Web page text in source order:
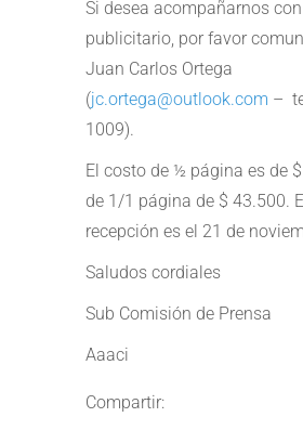
Si desea acompañarnos
publicitario, por favor
Juan Carlos Ortega
(jc.ortega@outlook.com –
1009).
El costo de ½ página es de
de 1/1 página de $ 43.500.
recepción es el 21 de
Saludos cordiales
Sub Comisión de Prensa
Aaaci
Compartir: